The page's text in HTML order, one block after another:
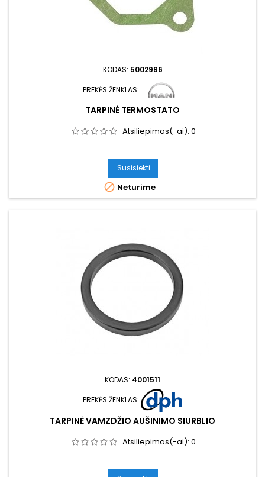
KODAS: 5002996
PREKĖS ŽENKLAS:
TARPINĖ TERMOSTATO
Atsiliepimas(-ai): 0
Susisiekti
 Neturime
KODAS: 4001511
PREKĖS ŽENKLAS:
TARPINĖ VAMZDŽIO AUŠINIMO SIURBLIO
Atsiliepimas(-ai): 0